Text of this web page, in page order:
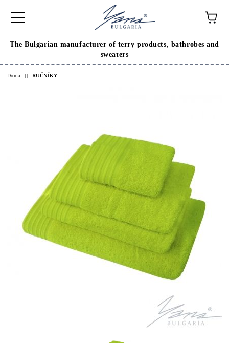
The Bulgarian manufacturer of terry products, bathrobes and
sweaters
Doma RUČNÍKY